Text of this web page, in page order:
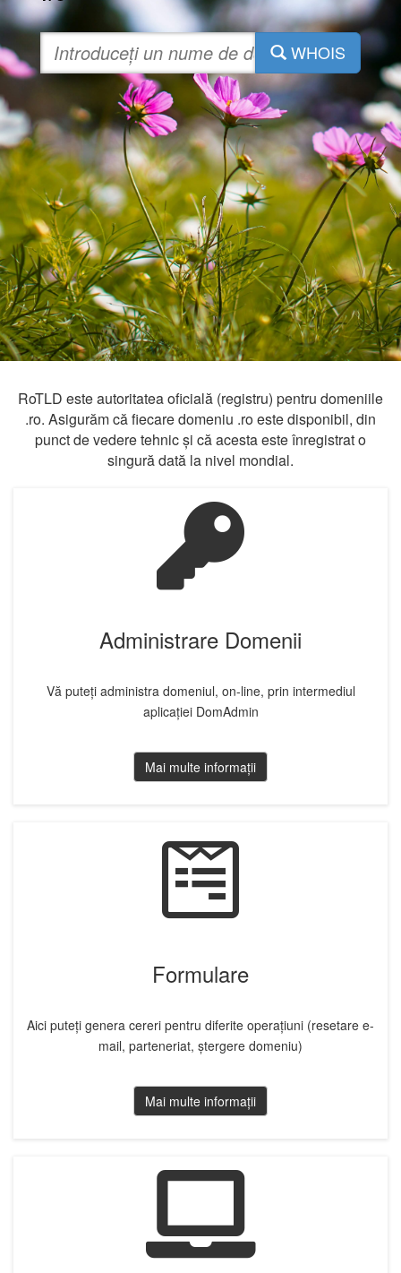
WHOIS
RoTLD este autoritatea oficială (registru) pentru domeniile
.ro. Asigurăm că fiecare domeniu .ro este disponibil, din
punct de vedere tehnic și că acesta este înregistrat o
singură dată la nivel mondial.
Administrare Domenii
Vă puteți administra domeniul, on-line, prin intermediul
aplicației DomAdmin
Mai multe informații
Formulare
Aici puteți genera cereri pentru diferite operațiuni (resetare e-
mail, parteneriat, ștergere domeniu)
Mai multe informații